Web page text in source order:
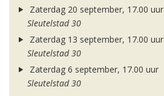
Zaterdag 20 september, 17.00 uur
Sleutelstad 30
Zaterdag 13 september, 17.00 uur
Sleutelstad 30
Zaterdag 6 september, 17.00 uur
Sleutelstad 30